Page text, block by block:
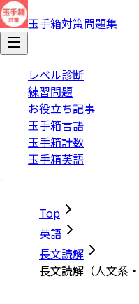
玉手箱対策問題集
レベル診断
練習問題
お役立ち記事
玉手箱言語
玉手箱計数
玉手箱英語
Top
英語
長文読解
長文読解（人文系